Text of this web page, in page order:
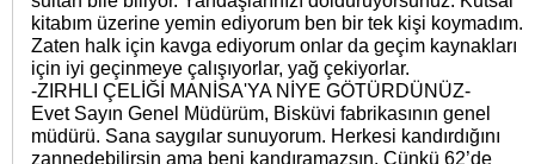
kitabım üzerine yemin ediyorum ben bir tek kişi koymadım.
Zaten halk için kavga ediyorum onlar da geçim kaynakları
için iyi geçinmeye çalışıyorlar, yağ çekiyorlar.
-ZIRHLI ÇELİĞİ MANİSA'YA NİYE GÖTÜRDÜNÜZ-
Evet Sayın Genel Müdürüm, Bisküvi fabrikasının genel
müdürü. Sana saygılar sunuyorum. Herkesi kandırdığını
zannedebilirsin ama beni kandıramazsın. Çünkü 62’de